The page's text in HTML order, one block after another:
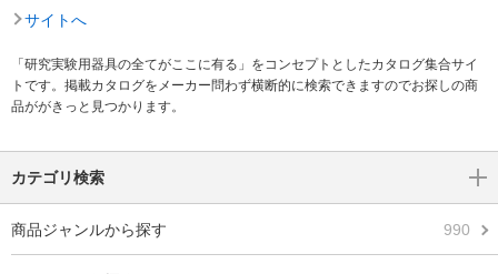
サイトへ
「研究実験用器具の全てがここに有る」をコンセプトとしたカタログ集合サイ
トです。掲載カタログをメーカー問わず横断的に検索できますのでお探しの商
品ががきっと見つかります。
カテゴリ検索
商品ジャンルから探す 990